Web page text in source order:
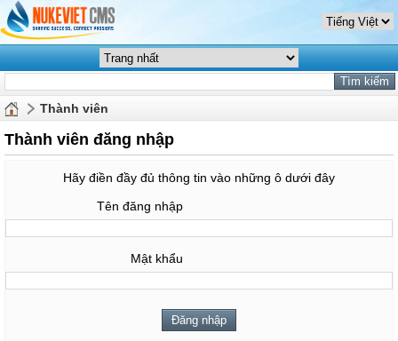
Thành viên
Thành viên đăng nhập
Hãy điền đầy đủ thông tin vào những ô dưới đây
Tên đăng nhập
Mật khẩu